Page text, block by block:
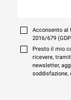
Acconsento al
2016/679
Presto il mio
ricevere,
newsletter,
soddisfazione,